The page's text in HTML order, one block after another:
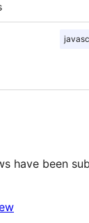
have been